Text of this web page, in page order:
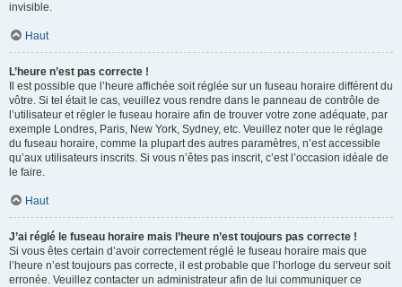
invisible.
Haut
L’heure n’est pas correcte !
Il est possible que l’heure affichée soit réglée sur un fuseau horaire différent du
vôtre. Si tel était le cas, veuillez vous rendre dans le panneau de contrôle de
l’utilisateur et régler le fuseau horaire afin de trouver votre zone adéquate, par
exemple Londres, Paris, New York, Sydney, etc. Veuillez noter que le réglage
du fuseau horaire, comme la plupart des autres paramètres, n’est accessible
qu’aux utilisateurs inscrits. Si vous n’êtes pas inscrit, c’est l’occasion idéale de
le faire.
Haut
J’ai réglé le fuseau horaire mais l’heure n’est toujours pas correcte !
Si vous êtes certain d’avoir correctement réglé le fuseau horaire mais que
l’heure n’est toujours pas correcte, il est probable que l’horloge du serveur soit
erronée. Veuillez contacter un administrateur afin de lui communiquer ce